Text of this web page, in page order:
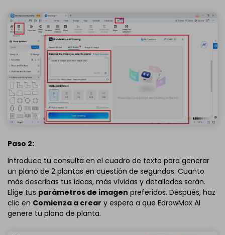
Paso 2:
Introduce tu consulta en el cuadro de texto para generar
un plano de 2 plantas en cuestión de segundos. Cuanto
más describas tus ideas, más vívidas y detalladas serán.
Elige tus parámetros de imagen preferidos. Después, haz
clic en Comienza a crear y espera a que EdrawMax AI
genere tu plano de planta.